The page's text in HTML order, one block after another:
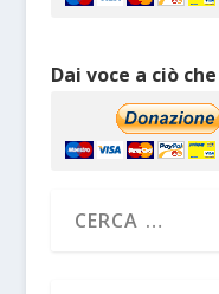
Dai voce a ciò